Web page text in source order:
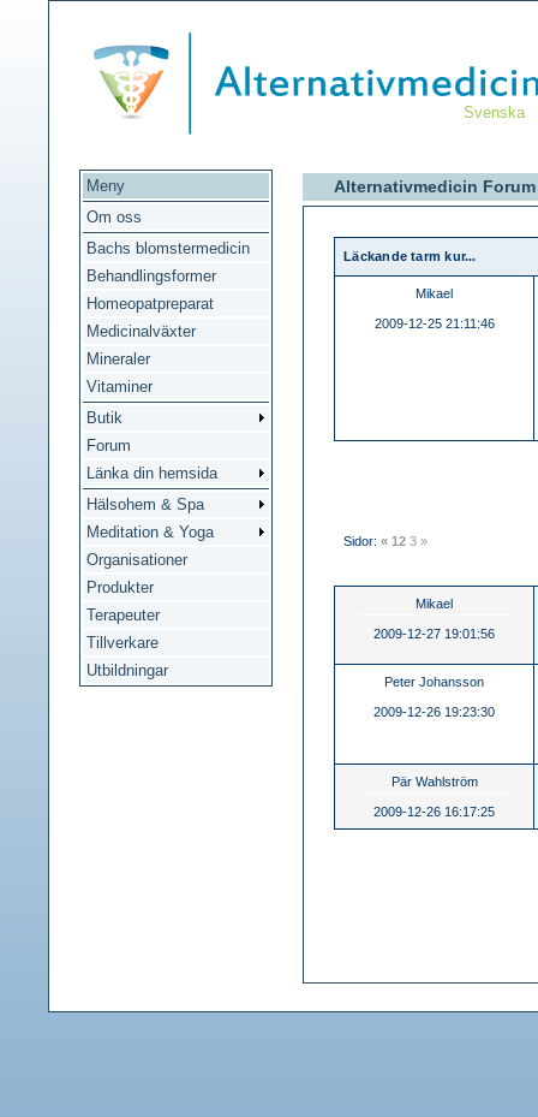
Svenska
Meny
Om oss
Bachs blomstermedicin
Behandlingsformer
Homeopatpreparat
Medicinalväxter
Mineraler
Vitaminer
Butik
Forum
Länka din hemsida
Hälsohem & Spa
Meditation & Yoga
Organisationer
Produkter
Terapeuter
Tillverkare
Utbildningar
Alternativmedicin
Läckande tarm kur...
Mikael
2009-12-25 21:11:46
Sidor: « 12 3 »
Mikael
2009-12-27 19:01:56
Peter Johansson
2009-12-26 19:23:30
Pär Wahlström
2009-12-26 16:17:25